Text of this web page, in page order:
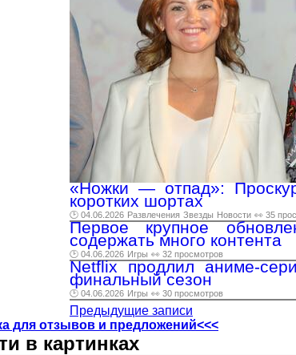
«Ножки — отпад»:
коротких шортах
🕑 04.06.2026 Развлечения Звезды Новости 👀 35
Первое крупное
содержать много контента
🕑 04.06.2026 Игры 👀 32 просмотров
Netflix продлил аниме-
финальный сезон
🕑 04.06.2026 Игры 👀 30 просмотров
Предыдущие записи
для отзывов и предложений<<<
в картинках